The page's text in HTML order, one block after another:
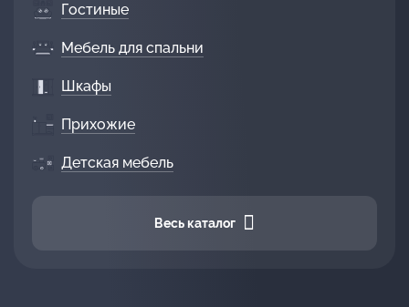
Гостиные
Мебель для спальни
Шкафы
Прихожие
Детская мебель
Весь каталог